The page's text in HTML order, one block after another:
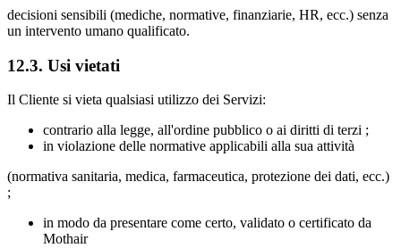
decisioni sensibili (mediche, normative, finanziarie, HR, ecc.) senza
un intervento umano qualificato.
12.3. Usi vietati
Il Cliente si vieta qualsiasi utilizzo dei Servizi:
contrario alla legge, all'ordine pubblico o ai diritti di terzi ;
in violazione delle normative applicabili alla sua attività
(normativa sanitaria, medica, farmaceutica, protezione dei dati, ecc.)
;
in modo da presentare come certo, validato o certificato da
Mothair